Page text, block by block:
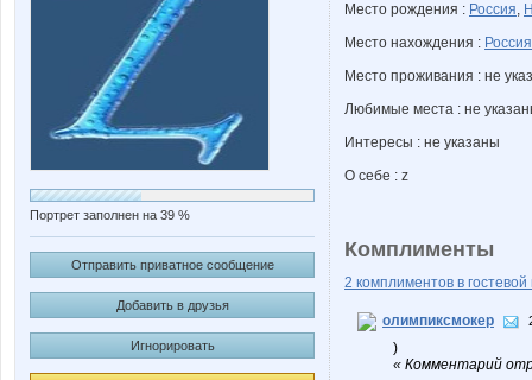
Портрет заполнен на 39 %
Отправить приватное сообщение
Добавить в друзья
Игнорировать
Место рождения : Россия,
Место нахождения : Россия
Место проживания : не
Любимые места : не
Интересы : не указаны
О себе : z
Комплименты
2 комплиментов в гостевой
олимпиксмокер
)
« Комментарий